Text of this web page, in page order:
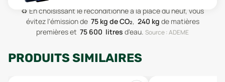
♻️ En choisissant le reconditionné à la place du neuf, vous
évitez l'émission de 75 kg de CO₂, 240 kg de matières
premièreset 75 600 litres d'eau. Source : ADEME
PRODUITS SIMILAIRES